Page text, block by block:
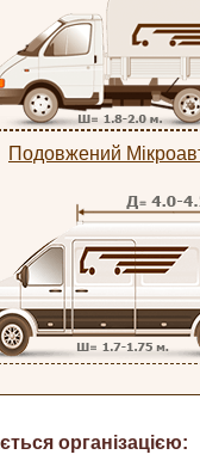
Подовжений
організацією: